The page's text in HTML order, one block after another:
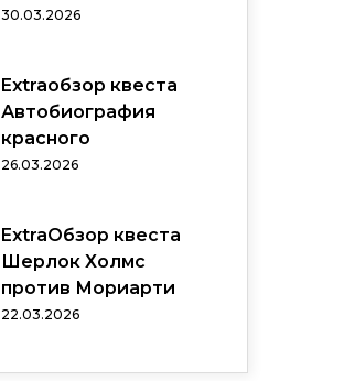
30.03.2026
Extraобзор квеста
Автобиография
красного
26.03.2026
ExtraОбзор квеста
Шерлок Холмс
против Мориарти
22.03.2026